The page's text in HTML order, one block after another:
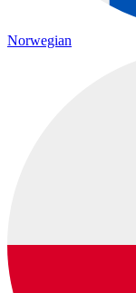
Norwegian